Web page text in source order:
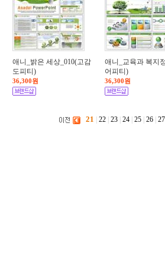
애니_밝은 세상_010(고감
도피티)
36,300원
애니_교육과 복지
어피티)
36,300원
21 22 23 24 25 26 27